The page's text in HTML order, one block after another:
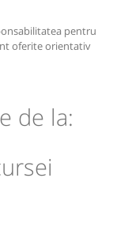
pentru
oferite orientativ
de la: